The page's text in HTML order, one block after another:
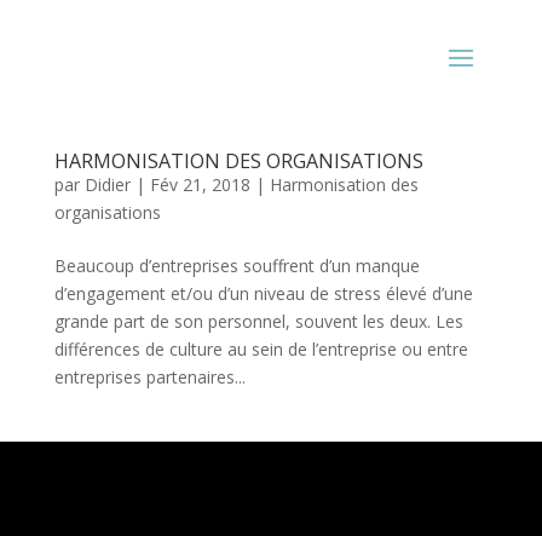
HARMONISATION DES ORGANISATIONS
par Didier| Fév 21, 2018 | Harmonisation des
organisations
Beaucoup d’entreprises souffrent d’un manque
d’engagement et/ou d’un niveau de stress élevé d’une
grande part de son personnel, souvent les deux. Les
différences de culture au sein de l’entreprise ou entre
entreprises partenaires...